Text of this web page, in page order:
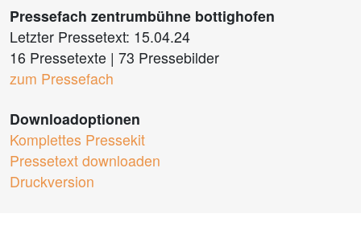
Pressefach zentrumbühne bottighofen
Letzter Pressetext: 15.04.24
16 Pressetexte | 73 Pressebilder
zum Pressefach
Downloadoptionen
Komplettes Pressekit
Pressetext downloaden
Druckversion